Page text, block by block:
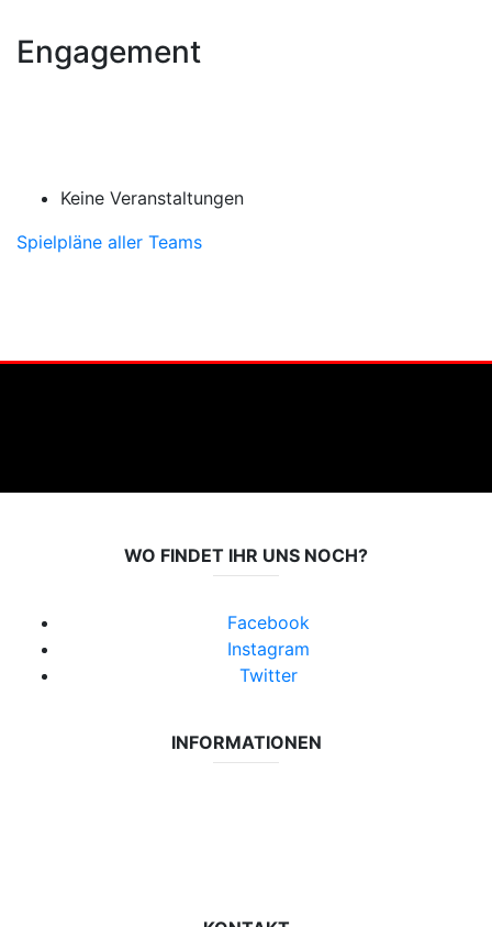
Engagement
Keine Veranstaltungen
Spielpläne aller Teams
WO FINDET IHR UNS NOCH?
Facebook
Instagram
Twitter
INFORMATIONEN